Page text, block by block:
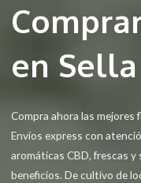
en Sella
Compra ahora las mejores
Envíos express con
aromáticas CBD, frescas
beneficios. De cultivo de